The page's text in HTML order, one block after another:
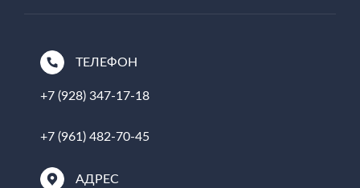
ТЕЛЕФОН
+7 (928) 347-17-18
+7 (961) 482-70-45
АДРЕС